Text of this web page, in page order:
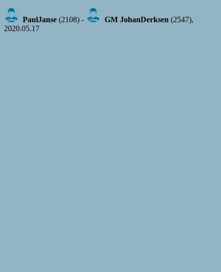
PaulJanse (2108) - GM JohanDerksen (2547),
2020.05.17